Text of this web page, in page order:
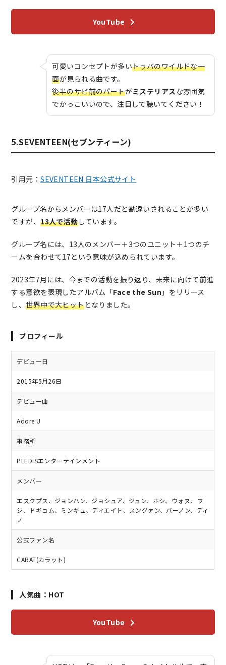
YouTube
可愛いコンセプトが多いトゥバのワイルドな一
面が見られる曲です。
後半のサビ前のパートがミステリアスな雰囲気
でかっこいいので、注目して聴いてください！
5.SEVENTEEN(セブンティーン)
引用元：SEVENTEEN 日本公式サイト
グループ名からメンバーは17人だと勘違いされることが多い
ですが、13人で活動しています。
グループ名には、13人のメンバー＋3つのユニット＋1つのチ
ームを合わせて17という意味が込められています。
2023年7月には、今までの活動を振り返り、未来に向けて前進
する意欲を表現したアルバム「Face the Sun 」をリリース
し、世界中で大ヒットとなりました。
プロフィール
デビュー日
2015年5月26日
デビュー曲
Adore U
事務所
PLEDISエンターテインメント
メンバー
エスクプス、ジョンハン、ジョシュア、ジュン、ホシ、ウォヌ、ウ
ジ、ドギョム、ミンギュ、ディエイト、スングァン、バーノン、ディ
ノ
公式ファン名
CARAT(カラット)
人気曲：HOT
YouTube